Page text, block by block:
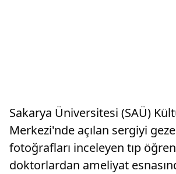
Sakarya Üniversitesi (SAÜ)
Merkezi'nde açılan sergiyi
fotoğrafları inceleyen tıp
doktorlardan ameliyat